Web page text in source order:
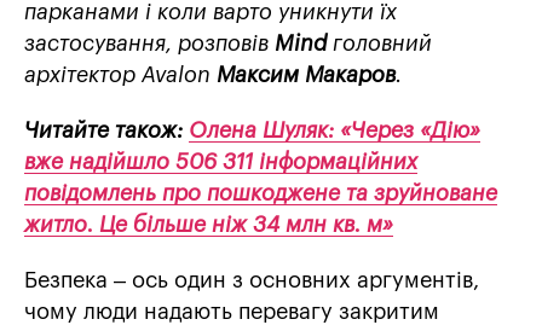
парканами і коли варто уникнути їх
застосування, розповів Mindголовний
архітектор Avalon Максим Макаров.
Читайте також: Олена Шуляк: «Через «Дію»
вже надійшло 506 311 інформаційних
повідомлень про пошкоджене та зруйноване
житло. Це більше ніж 34 млн кв. м»
Безпека – ось один з основних аргументів,
чому люди надають перевагу закритим